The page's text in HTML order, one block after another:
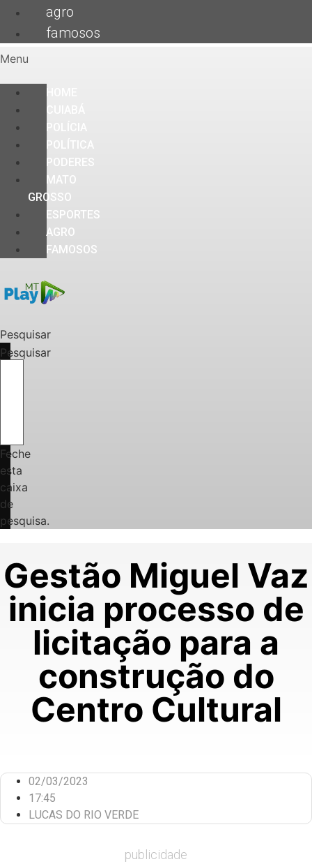
agro
famosos
Menu
PODERES
MATO
GROSSO
ESPORTES
AGRO
FAMOSOS
Pesquisar
Pesquisar
Feche
esta
caixa
de
pesquisa.
Gestão Miguel Vaz
inicia processo de
licitação para a
construção do
Centro Cultural
02/03/2023
17:45
LUCAS DO RIO VERDE
publicidade